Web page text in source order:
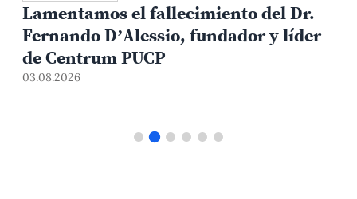
Lamentamos el fallecimiento del Dr.
Fernando D’Alessio, fundador y líder
de Centrum PUCP
03.08.2026